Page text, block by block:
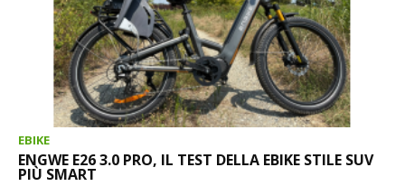
EBIKE
ENGWE E26 3.0 PRO, IL TEST DELLA EBIKE STILE SUV
PIÙ SMART